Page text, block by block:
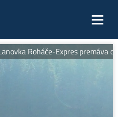
Roháče-Expres premáva